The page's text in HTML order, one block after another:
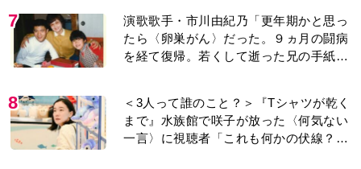
7
演歌歌手・市川由紀乃「更年期かと思っ
たら〈卵巣がん〉だった。９ヵ月の闘病
を経て復帰。若くして逝った兄の手紙を
8
＜3人って誰のこと？＞『Tシャツが乾く
まで』水族館で咲子が放った〈何気ない
一言〉に視聴者「これも何かの伏線？」